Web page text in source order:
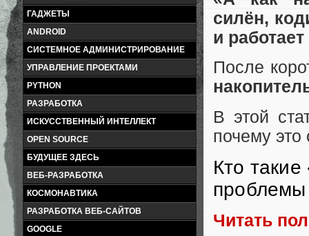
ГАДЖЕТЫ
ANDROID
СИСТЕМНОЕ АДМИНИСТРИРОВАНИЕ
УПРАВЛЕНИЕ ПРОЕКТАМИ
PYTHON
РАЗРАБОТКА
ИСКУССТВЕННЫЙ ИНТЕЛЛЕКТ
OPEN SOURCE
БУДУЩЕЕ ЗДЕСЬ
ВЕБ-РАЗРАБОТКА
КОСМОНАВТИКА
РАЗРАБОТКА ВЕБ-САЙТОВ
GOOGLE
силён,
и
После
В этой
почему это
Кто
проблемы
Читать